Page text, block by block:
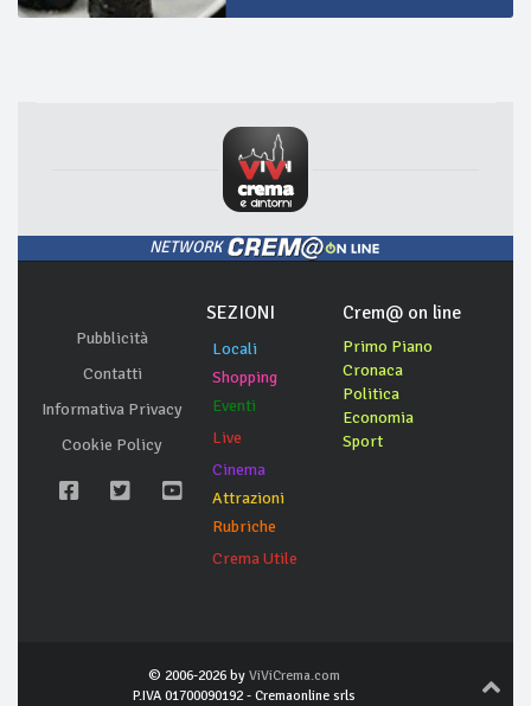
NETWORK
Pubblicità
Contatti
Informativa Privacy
Cookie Policy
SEZIONI
Locali
Shopping
Eventi
Live
Cinema
Attrazioni
Rubriche
Crema Utile
Crem@ on line
Primo Piano
Cronaca
Politica
Economia
Sport
© 2006-2026 by ViViCrema.com
P.IVA 01700090192 - Cremaonline srls